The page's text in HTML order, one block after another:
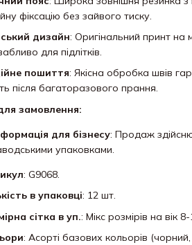
фіксацію без зайвого тиску.
дизайн: Оригінальний принт на
для підлітків.
пошиття: Якісна обробка швів
після багаторазового прання.
замовлення:
для бізнесу: Продаж
упаковками.
: G9068.
в упаковці: 12 шт.
сітка в уп.: Мікс розмірів на вік
: Асорті базових кольорів